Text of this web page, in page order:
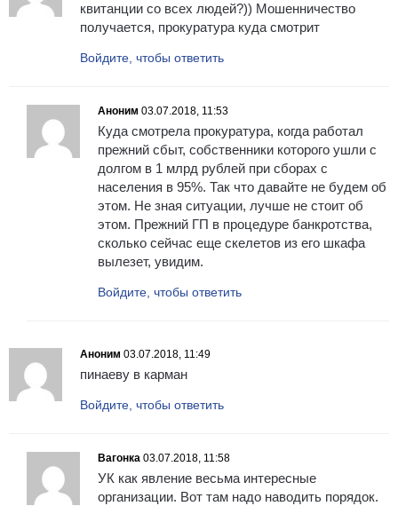
квитанции со всех людей?)) Мошенничество
получается, прокуратура куда смотрит
Войдите, чтобы ответить
Аноним 03.07.2018, 11:53
Куда смотрела прокуратура, когда работал
прежний сбыт, собственники которого ушли с
долгом в 1 млрд рублей при сборах с
населения в 95%. Так что давайте не будем об
этом. Не зная ситуации, лучше не стоит об
этом. Прежний ГП в процедуре банкротства,
сколько сейчас еще скелетов из его шкафа
вылезет, увидим.
Войдите, чтобы ответить
Аноним 03.07.2018, 11:49
пинаеву в карман
Войдите, чтобы ответить
Вагонка 03.07.2018, 11:58
УК как явление весьма интересные
организации. Вот там надо наводить порядок.